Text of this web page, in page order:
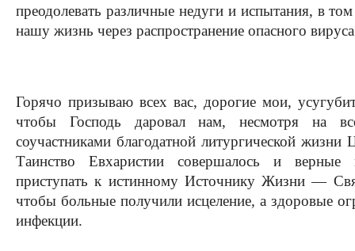
преодолевать различные недуги и испытания, в
нашу жизнь через распространение опасного
Горячо призываю всех вас, дорогие мои,
чтобы Господь даровал нам, несмотря на все
соучастниками благодатной литургической
Таинство Евхаристии совершалось и верные
приступать к истинному Источнику Жизни —
чтобы больные получили исцеление, а здоровые
инфекции.